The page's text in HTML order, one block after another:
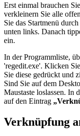
Erst einmal brauchen
verkleinern Sie alle
Sie das Startmenü
unten links. Danach
ein.
In der Programmliste,
'regedit.exe'. Klicken
Sie diese gedrückt und
Sind Sie auf dem
Maustaste loslassen. In
auf den Eintrag
Verknüpfung